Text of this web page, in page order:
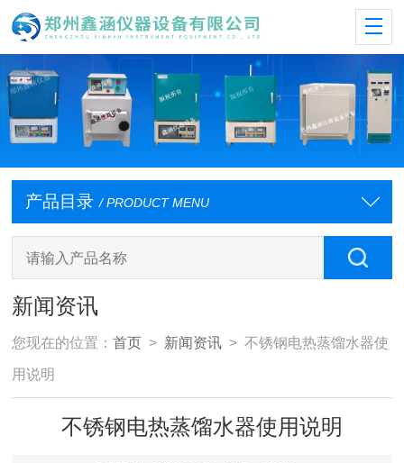
产品目录 / PRODUCT MENU
新闻资讯
您现在的位置：首页 > 新闻资讯 > 不锈钢电热蒸馏水器使
用说明
不锈钢电热蒸馏水器使用说明